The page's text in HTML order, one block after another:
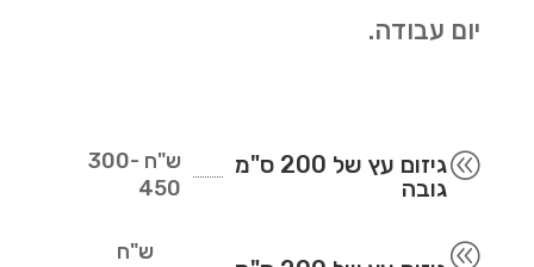
יום עבודה.
@
גיזום עץ של 200 ס"מ
גובה
ש"ח 300-
450
@
ש"ח